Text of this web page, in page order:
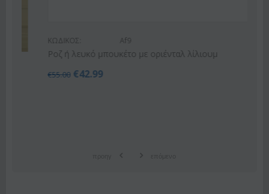
ΚΩΔΙΚΟΣ:
Ροζ ή λευκό μπουκέτο με οριένταλ λίλιουμ
55.00 €42.99